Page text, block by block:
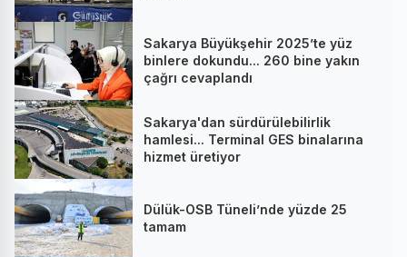
Sakarya Büyükşehir 2025’te yüz
binlere dokundu... 260 bine yakın
çağrı cevaplandı
Sakarya'dan sürdürülebilirlik
hamlesi... Terminal GES binalarına
hizmet üretiyor
Dülük-OSB Tüneli’nde yüzde 25
tamam